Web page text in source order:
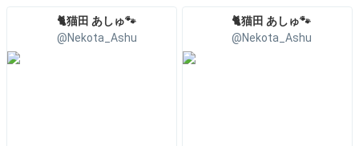
🐈猫田 あしゅ🐾
@Nekota_Ashu
🐈猫田 あしゅ🐾
@Nekota_Ashu